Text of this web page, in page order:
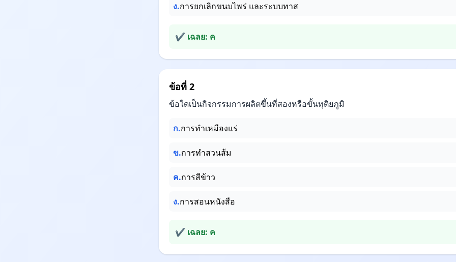
ง.การยกเลิกขนบไพร่ และระบบทาส
✔ เฉลย: ค
ข้อที่ 2
ข้อใดเป็นกิจกรรมการผลิตขึ้นที่สองหรือขั้นทุติยภูมิ
ก.การทำเหมืองแร่
ข.การทำสวนส้ม
ค.การสีข้าว
ง.การสอนหนังสือ
✔ เฉลย: ค